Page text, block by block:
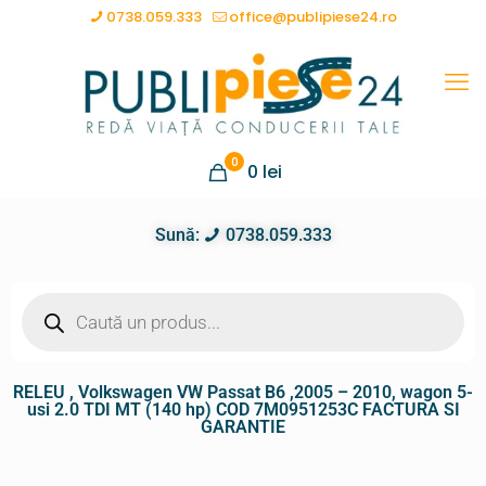
0738.059.333 office@publipiese24.ro
0 0 lei
Sună: 0738.059.333
RELEU , Volkswagen VW Passat B6 ,2005 – 2010, wagon 5-
usi 2.0 TDI MT (140 hp) COD 7M0951253C FACTURA SI
GARANTIE